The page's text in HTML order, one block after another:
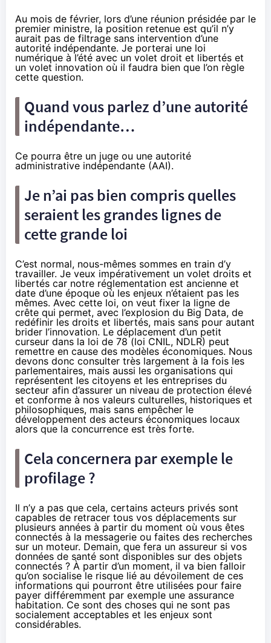
Au mois de février, lors d’une réunion présidée par le
premier ministre, la position retenue est qu’il n’y
aurait pas de filtrage sans intervention d’une
autorité indépendante. Je porterai une loi
numérique à l’été avec un volet droit et libertés et
un volet innovation où il faudra bien que l’on règle
cette question.
Quand vous parlez d’une autorité
indépendante…
Ce pourra être un juge ou une autorité
administrative indépendante (AAI).
Je n’ai pas bien compris quelles
seraient les grandes lignes de
cette grande loi
C’est normal, nous-mêmes sommes en train d’y
travailler. Je veux impérativement un volet droits et
libertés car notre réglementation est ancienne et
date d’une époque où les enjeux n’étaient pas les
mêmes. Avec cette loi, on veut fixer la ligne de
crête qui permet, avec l’explosion du Big Data, de
redéfinir les droits et libertés, mais sans pour autant
brider l’innovation. Le déplacement d’un petit
curseur dans la loi de 78 (loi CNIL, NDLR) peut
remettre en cause des modèles économiques. Nous
devons donc consulter très largement à la fois les
parlementaires, mais aussi les organisations qui
représentent les citoyens et les entreprises du
secteur afin d’assurer un niveau de protection élevé
et conforme à nos valeurs culturelles, historiques et
philosophiques, mais sans empêcher le
développement des acteurs économiques locaux
alors que la concurrence est très forte.
Cela concernera par exemple le
profilage ?
Il n’y a pas que cela, certains acteurs privés sont
capables de retracer tous vos déplacements sur
plusieurs années à partir du moment où vous êtes
connectés à la messagerie ou faites des recherches
sur un moteur. Demain, que fera un assureur si vos
données de santé sont disponibles sur des objets
connectés ? À partir d’un moment, il va bien falloir
qu’on socialise le risque lié au dévoilement de ces
informations qui pourront être utilisées pour faire
payer différemment par exemple une assurance
habitation. Ce sont des choses qui ne sont pas
socialement acceptables et les enjeux sont
considérables.